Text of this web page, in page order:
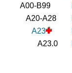
A00-B99
A20-A28
A23
A23.0